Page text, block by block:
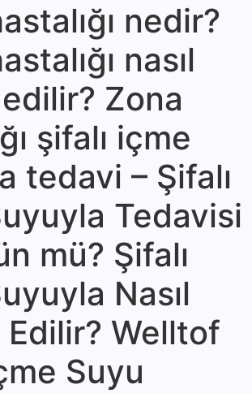
nedir?
nasıl
Zona
şifalı içme
tedavi – Şifalı
Tedavisi
mü? Şifalı
Nasıl
Edilir? Welltof
Suyu